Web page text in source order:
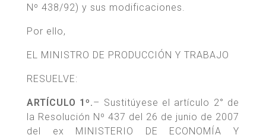
Nº 438/92) y sus modificaciones.
Por ello,
EL MINISTRO DE PRODUCCIÓN Y TRABAJO
RESUELVE:
ARTÍCULO 1º.– Sustitúyese el artículo 2° de
la Resolución Nº 437 del 26 de junio de 2007
del ex MINISTERIO DE ECONOMÍA Y